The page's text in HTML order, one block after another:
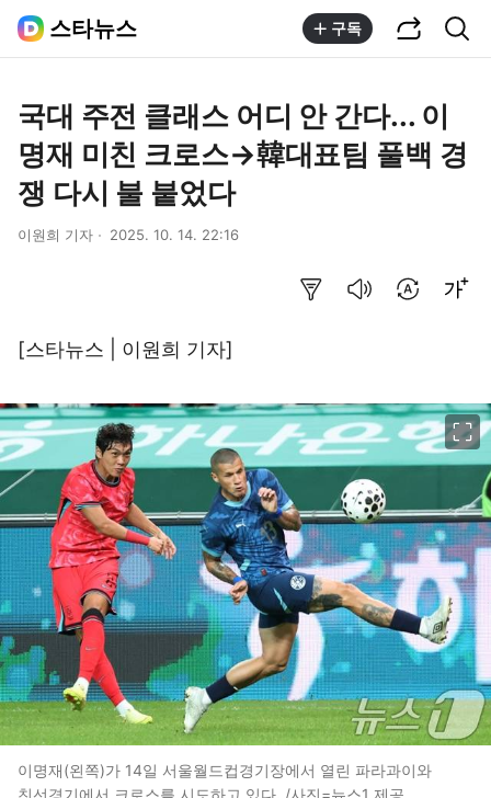
스타뉴스 구독
국대 주전 클래스 어디 안 간다... 이
명재 미친 크로스→韓대표팀 풀백 경
쟁 다시 불 붙었다
이원희 기자 2025. 10. 14. 22:16
[스타뉴스 | 이원희 기자]
이명재(왼쪽)가 14일 서울월드컵경기장에서 열린 파라과이와
친선경기에서 크로스를 시도하고 있다. /사진=뉴스1 제공